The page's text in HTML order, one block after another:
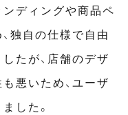
ディングや商品ペ
独自の仕様で自由
たが、店舗のデザ
悪いため、ユーザ
した。